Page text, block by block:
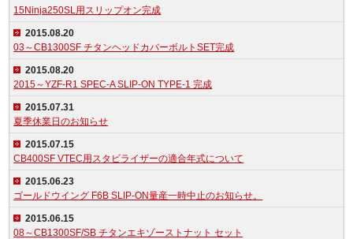
15Ninja250SL用スリップオン完成
2015.08.20
03～CB1300SF チタンヘッドカバーボルトSET完成
2015.08.20
2015～YZF-R1 SPEC-A SLIP-ON TYPE-1 完成
2015.07.31
夏季休業日のお知らせ
2015.07.15
CB400SF VTEC用スタビライザーの適合年式について
2015.06.23
ゴールドウイング F6B SLIP-ON量産一時中止のお知らせ。
2015.06.15
08～CB1300SF/SB チタンエキゾーストナット セット